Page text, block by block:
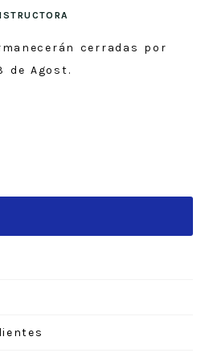
cerradas por
de Agost.